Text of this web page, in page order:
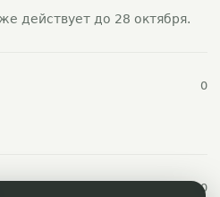
действует до 28 октября.
0
0